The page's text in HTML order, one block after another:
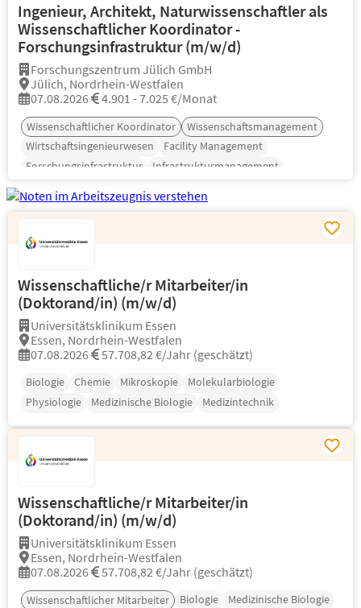
Ingenieur, Architekt, Naturwissenschaftler als
Wissenschaftlicher Koordinator -
Forschungsinfrastruktur (m/w/d)
Forschungszentrum Jülich GmbH
Jülich, Nordrhein-Westfalen
07.08.2026
4.901 - 7.025 €/Monat
Wissenschaftlicher Koordinator
Wissenschaftsmanagement
Wirtschaftsingenieurwesen
Facility Management
Forschungsinfrastruktur
Infrastrukturmanagement
Wissenschaftliche/r Mitarbeiter/in
(Doktorand/in) (m/w/d)
Universitätsklinikum Essen
Essen, Nordrhein-Westfalen
07.08.2026
57.708,82 €/Jahr (geschätzt)
Biologie Chemie Mikroskopie
Molekularbiologie
Physiologie
Medizinische Biologie Medizintechnik
Wissenschaftliche/r Mitarbeiter/in
(Doktorand/in) (m/w/d)
Universitätsklinikum Essen
Essen, Nordrhein-Westfalen
07.08.2026
57.708,82 €/Jahr (geschätzt)
Wissenschaftlicher Mitarbeiter Biologie
Medizinische Biologie